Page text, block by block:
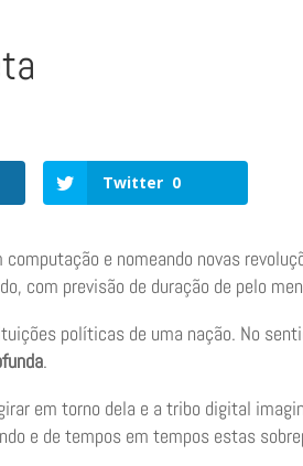
Twitter 0
e nomeando novas
com previsão de duração de pelo
políticas de uma nação. No
.
em torno dela e a tribo digital
e de tempos em tempos estas